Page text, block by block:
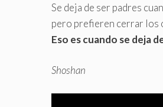
Se deja de ser padres
pero prefieren cerrar los
Eso es cuando se deja
Shoshan